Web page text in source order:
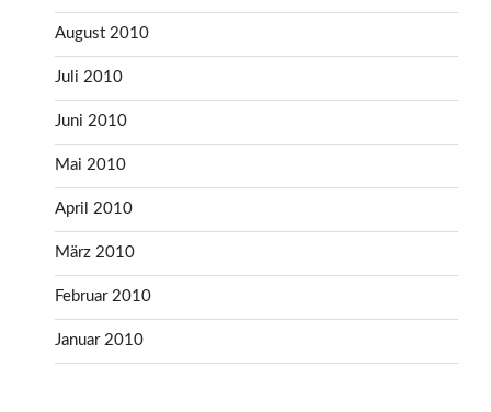
August 2010
Juli 2010
Juni 2010
Mai 2010
April 2010
März 2010
Februar 2010
Januar 2010